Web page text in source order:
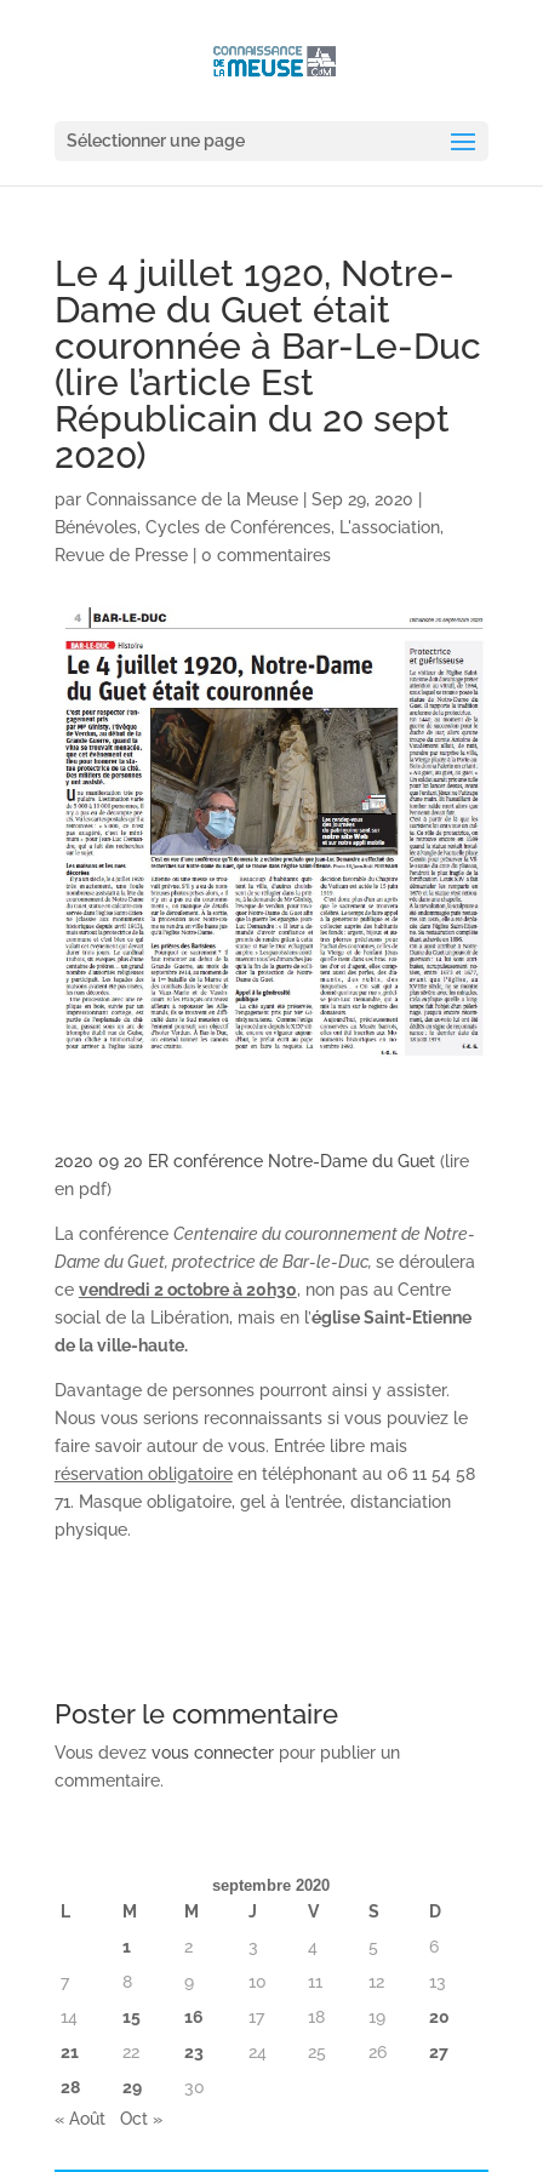
Sélectionner une page
Le 4 juillet 1920, Notre-
Dame du Guet était
couronnée à Bar-Le-Duc
(lire l’article Est
Républicain du 20 sept
2020)
par Connaissance de la Meuse| Sep 29, 2020
Bénévoles, Cycles de Conférences, L'association,
Revue de Presse| 0 commentaires
2020 09 20 ER conférence Notre-Dame du Guet(lire
en pdf)
La conférence Centenaire du couronnement de Notre-
Dame du Guet, protectrice de Bar-le-Duc, se déroulera
ce vendredi 2 octobre à 20h30, non pas au Centre
social de la Libération, mais en l’église Saint-Etienne
de la ville-haute.
Davantage de personnes pourront ainsi y assister.
Nous vous serions reconnaissants si vous pouviez le
faire savoir autour de vous. Entrée libre mais
réservation obligatoireen téléphonant au 06 11 54 58
71. Masque obligatoire, gel à l’entrée, distanciation
physique.
Poster le commentaire
Vous devez vous connecterpour publier un
commentaire.
septembre 2020
L M M J V S
D
1
2 3 4 5
6
7
8 9 10 11 12
13
14
15 16 17 18 19
20
21
22 23 24 25 26
27
28
29
30
« Août
Oct »